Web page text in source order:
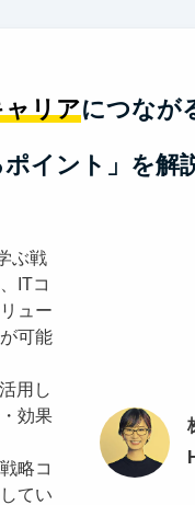
リアにつなが
ポイント」を解
ぶ戦
ITコ
ュー
可能
用し
効果
略コ
てい